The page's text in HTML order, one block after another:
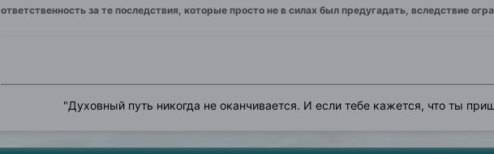
ответственность за те последствия, которые просто не в силах был предугадать, вследствие
"Духовный путь никогда не оканчивается. И если тебе кажется, что ты